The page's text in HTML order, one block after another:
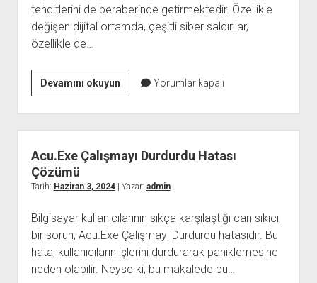
tehditlerini de beraberinde getirmektedir. Özellikle
değişen dijital ortamda, çeşitli siber saldırılar,
özellikle de…
Devamını okuyunSMS
Onay
Servislerinin
DDoS
Saldırılarına
Savunma
Yorumlar kapalı
Acu.Exe Çalışmayı Durdurdu Hatası
Çözümü
Tarih: Haziran 3, 2024| Yazar: admin
Bilgisayar kullanıcılarının sıkça karşılaştığı can sıkıcı
bir sorun, Acu.Exe Çalışmayı Durdurdu hatasıdır. Bu
hata, kullanıcıların işlerini durdurarak paniklemesine
neden olabilir. Neyse ki, bu makalede bu…